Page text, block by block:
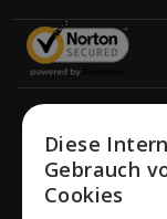
Schweiz|
Diese
Gebrauch
Cookies